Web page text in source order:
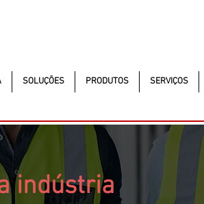
SOLUÇÕES PRODUTOS SERVIÇOS
indústria